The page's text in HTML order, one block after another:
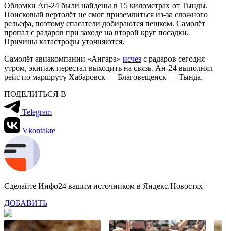
Обломки Ан-24 были найдены в 15 километрах от Тынды.
Поисковый вертолёт не смог приземлиться из-за сложного
рельефа, поэтому спасатели добираются пешком. Самолёт
пропал с радаров при заходе на второй круг посадки.
Причины катастрофы уточняются.
Самолёт авиакомпании «Ангара» исчез с радаров сегодня
утром, экипаж перестал выходить на связь. Ан-24 выполнял
рейс по маршруту Хабаровск — Благовещенск — Тында.
ПОДЕЛИТЬСЯ В
Telegram
Vkontakte
Сделайте Инфо24 вашим источником в Яндекс.Новостях
ДОБАВИТЬ